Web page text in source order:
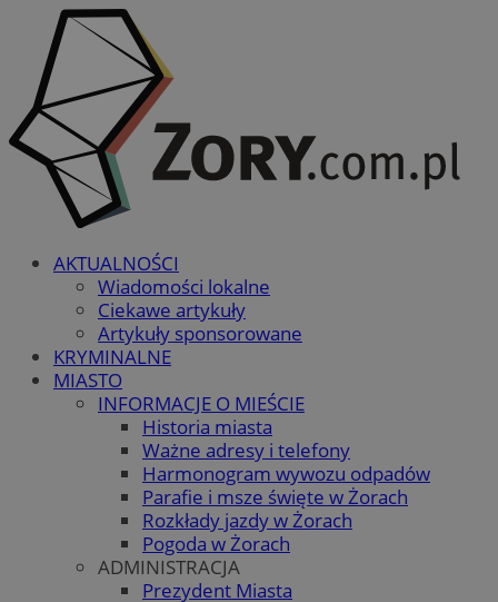
AKTUALNOŚCI
Wiadomości lokalne
Ciekawe artykuły
Artykuły sponsorowane
KRYMINALNE
MIASTO
INFORMACJE O MIEŚCIE
Historia miasta
Ważne adresy i telefony
Harmonogram wywozu odpadów
Parafie i msze święte w Żorach
Rozkłady jazdy w Żorach
Pogoda w Żorach
ADMINISTRACJA
Prezydent Miasta